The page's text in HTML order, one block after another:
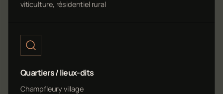
viticulture, résidentiel rural
Quartiers / lieux-dits
Champfleury village